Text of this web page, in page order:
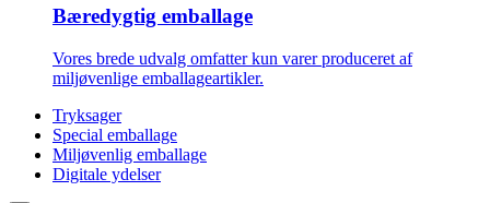
Bæredygtig emballage
Vores brede udvalg omfatter kun varer produceret af
miljøvenlige emballageartikler.
Tryksager
Special emballage
Miljøvenlig emballage
Digitale ydelser